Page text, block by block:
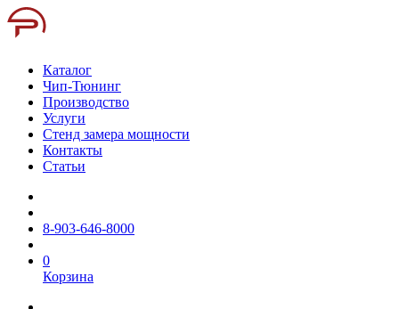
Каталог
Чип-Тюнинг
Производство
Услуги
Стенд замера мощности
Контакты
Статьи
8-903-646-8000
0
Корзина